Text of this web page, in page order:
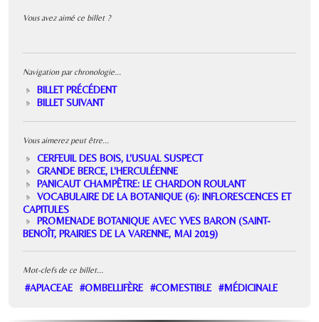
Vous avez aimé ce billet ?
Navigation par chronologie...
BILLET PRÉCÉDENT
BILLET SUIVANT
Vous aimerez peut être...
CERFEUIL DES BOIS, L'USUAL SUSPECT
GRANDE BERCE, L'HERCULÉENNE
PANICAUT CHAMPÊTRE: LE CHARDON ROULANT
VOCABULAIRE DE LA BOTANIQUE (6): INFLORESCENCES ET
CAPITULES
PROMENADE BOTANIQUE AVEC YVES BARON (SAINT-
BENOÎT, PRAIRIES DE LA VARENNE, MAI 2019)
Mot-clefs de ce billet...
#APIACEAE #OMBELLIFÈRE #COMESTIBLE #MÉDICINALE